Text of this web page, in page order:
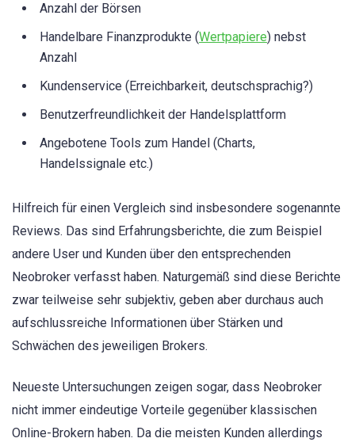
Anzahl der Börsen
Handelbare Finanzprodukte (Wertpapiere) nebst
Anzahl
Kundenservice (Erreichbarkeit, deutschsprachig?)
Benutzerfreundlichkeit der Handelsplattform
Angebotene Tools zum Handel (Charts,
Handelssignale etc.)
Hilfreich für einen Vergleich sind insbesondere sogenannte
Reviews. Das sind Erfahrungsberichte, die zum Beispiel
andere User und Kunden über den entsprechenden
Neobroker verfasst haben. Naturgemäß sind diese Berichte
zwar teilweise sehr subjektiv, geben aber durchaus auch
aufschlussreiche Informationen über Stärken und
Schwächen des jeweiligen Brokers.
Neueste Untersuchungen zeigen sogar, dass Neobroker
nicht immer eindeutige Vorteile gegenüber klassischen
Online-Brokern haben. Da die meisten Kunden allerdings